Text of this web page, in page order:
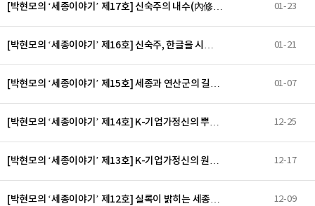
[박현모의 ‘세종이야기’ 제17호] 신숙주의 내수(內修… 01-23
[박현모의 ‘세종이야기’ 제16호] 신숙주, 한글을 시… 01-21
[박현모의 ‘세종이야기’ 제15호] 세종과 연산군의 길… 01-07
[박현모의 ‘세종이야기’ 제14호] K-기업가정신의 뿌… 12-25
[박현모의 ‘세종이야기’ 제13호] K-기업가정신의 원… 12-17
[박현모의 ‘세종이야기’ 제12호] 실록이 밝히는 세종… 12-09